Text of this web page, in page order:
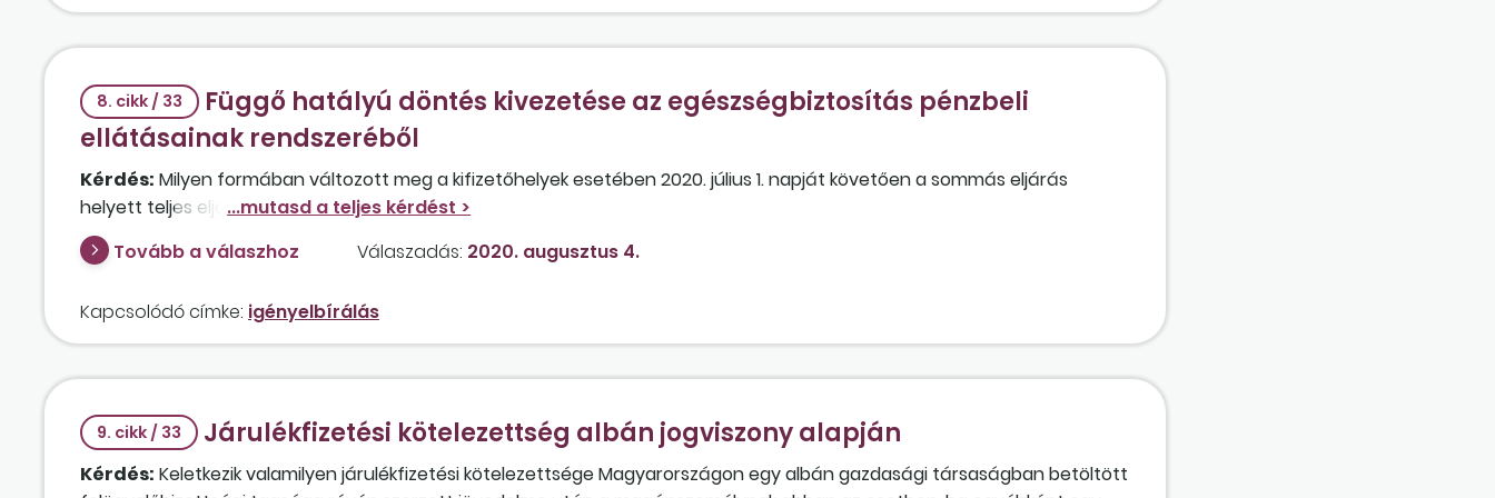
8. cikk / 33
Függő hatályú döntés kivezetése az egészségbiztosítás pénzbeli
ellátásainak rendszeréből
Kérdés: Milyen formában változott meg a kifizetőhelyek esetében 2020. július 1. napját követően a sommás eljárás
helyett teljes eljárásra való áttérésre vonatkozó értesítési kötelezettség?
Tovább a válaszhoz
Válaszadás: 2020. augusztus 4.
Kapcsolódó címke: igényelbírálás
9. cikk / 33 Járulékfizetési kötelezettség albán jogviszony alapján
Kérdés: Keletkezik valamilyen járulékfizetési kötelezettsége Magyarországon egy albán gazdasági társaságban betöltött